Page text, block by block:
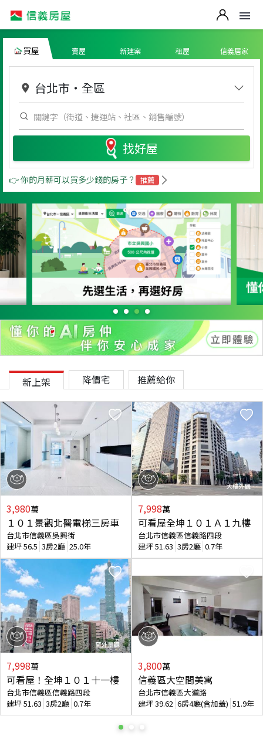
買屋 賣屋 新建案 租屋 信義居家
台北市 ・ 全區
找好屋
👉 你的月薪可以買多少錢的房子？ 推薦
新上架 降價宅 推薦給你
3,980萬
１０１景觀北醫電梯三房車
台北市信義區吳興街
建坪56.5 3房2廳 25.0年
7,998萬
可看屋！全坤１０１十一樓
台北市信義區信義路四段
建坪51.63 3房2廳 0.7年
7,998萬
可看屋全坤１０１Ａ１九樓
台北市信義區信義路四段
建坪51.63 3房2廳 0.7年
3,800萬
信義區大空間美寓
台北市信義區大道路
建坪39.62 6房4廳(含加蓋) 51.9年